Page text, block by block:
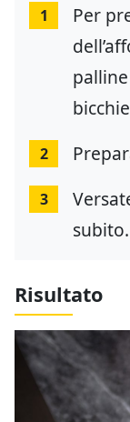
1
Per
2
3
subito.
Risultato